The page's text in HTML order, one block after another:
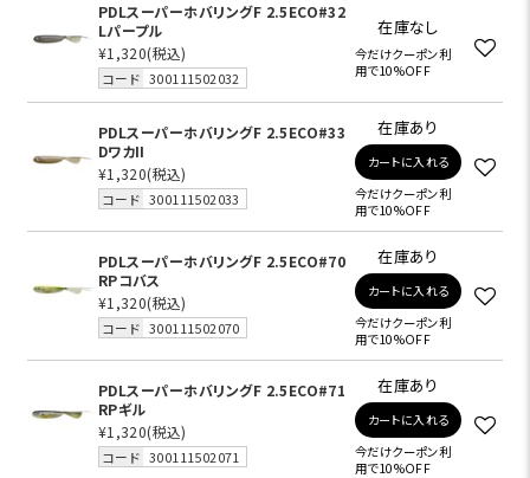
PDLスーパーホバリングF 2.5ECO#32
Lパープル
¥1,320(税込)
コード 300111502032
在庫なし
今だけクーポン利
用で10%OFF
PDLスーパーホバリングF 2.5ECO#33
DワカII
¥1,320(税込)
コード 300111502033
在庫あり
カートに入れる
今だけクーポン利
用で10%OFF
PDLスーパーホバリングF 2.5ECO#70
RPコバス
¥1,320(税込)
コード 300111502070
在庫あり
カートに入れる
今だけクーポン利
用で10%OFF
PDLスーパーホバリングF 2.5ECO#71
RPギル
¥1,320(税込)
コード 300111502071
在庫あり
カートに入れる
今だけクーポン利
用で10%OFF